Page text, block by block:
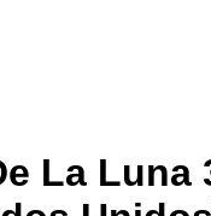
La Luna